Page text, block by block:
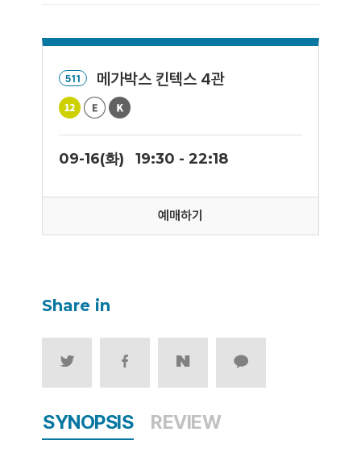
SYNOPSIS REVIEW
511 메가박스 킨텍스 4관
09-16(화) 19:30 - 22:18
예매하기
Share in